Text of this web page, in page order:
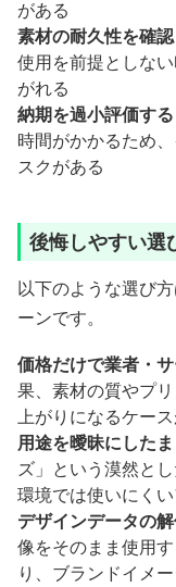
がある
素材の耐久性を確
使用を前提としな
がれる
納期を過小評価する
時間がかかるため
スクがある
後悔しやすい選
以下のような選び
ーンです。
価格だけで業者・
果、素材の質やプ
上がりになるケー
用途を曖昧にした
ズ」という漠然と
環境では使いにく
デザインデータの
像をそのまま使用
り、ブランドイメ